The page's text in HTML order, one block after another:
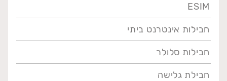
ESIM
חבילות אינטרנט ביתי
חבילות סלולר
חבילת גלישה